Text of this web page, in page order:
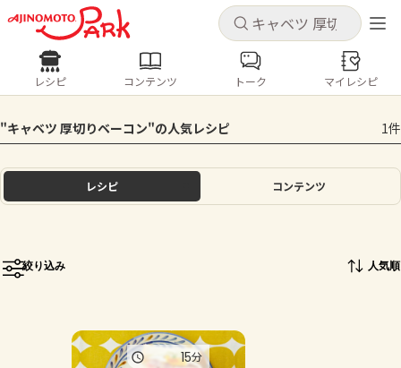
キャンセル
ログインするとレシピを保存できます
ログイン
ホーム
トーク
キャンセル
レシピ コンテンツ
人気の食材・レシピ
きゅうり なす トマト
とうもろこし
レシピ コンテンツ トーク マイレシピ
"キャベツ 厚切りベーコン"の人気レシピ 1件
レシピ コンテンツ
絞り込み 人気順
15分